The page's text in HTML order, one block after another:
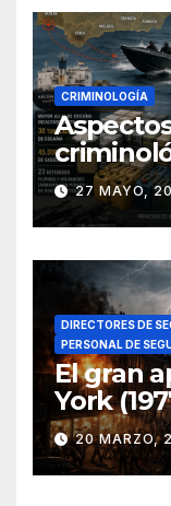
CRIMINOLOGÍA
lucha
en el sur
27 MAYO,
DIRECTORES DE
PERSONAL DE
El gran
York
20 MARZO,